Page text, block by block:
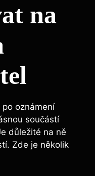
na
oznámení
součástí
důležité na ně
Zde je několik